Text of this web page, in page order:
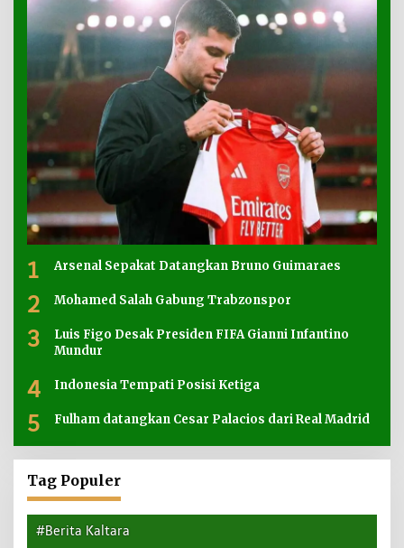
1 Arsenal Sepakat Datangkan Bruno Guimaraes
2 Mohamed Salah Gabung Trabzonspor
3
Luis Figo Desak Presiden FIFA Gianni Infantino
Mundur
4 Indonesia Tempati Posisi Ketiga
5 Fulham datangkan Cesar Palacios dari Real Madrid
Tag Populer
#Berita Kaltara